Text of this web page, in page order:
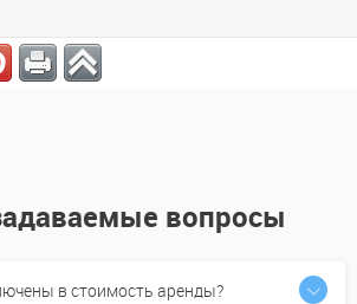
вопросы
в стоимость аренды?